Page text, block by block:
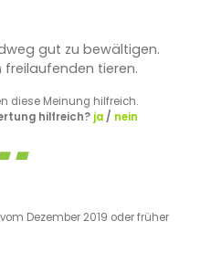
gut zu bewältigen.
tieren.
diese Meinung hilfreich.
hilfreich? ja/ nein
vom Dezember 2019 oder früher